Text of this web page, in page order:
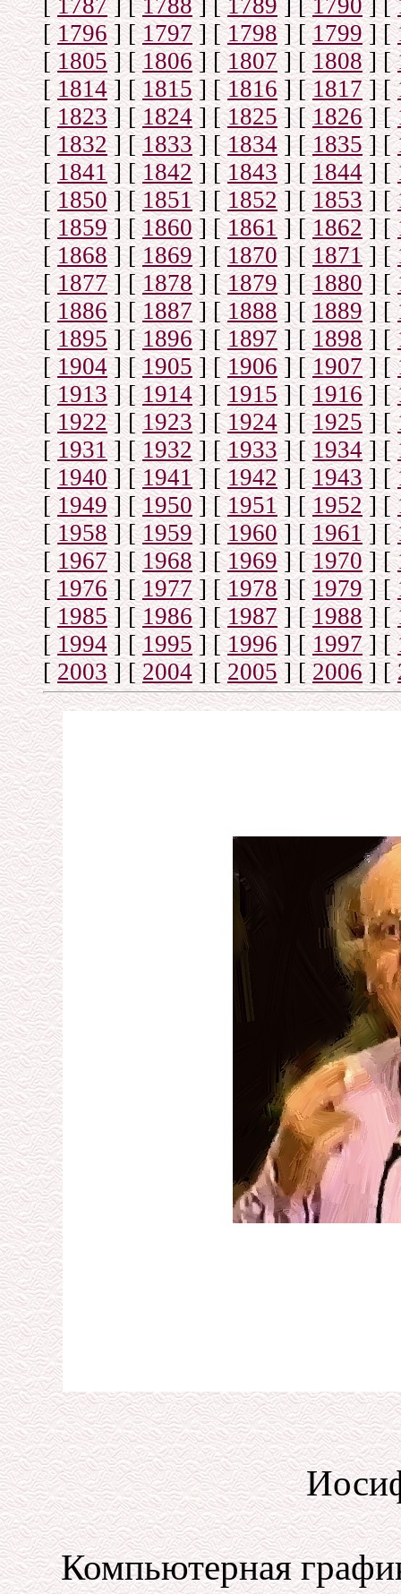
[1787] [1788] [1789 ] [1790] [
[1796] [1797] [1798] [1799] [
[1805] [1806] [1807] [1808] [
[1814] [1815] [1816] [1817] [
[1823] [1824] [1825] [1826] [
[1832] [1833] [1834 ] [1835] [
[1841] [1842] [1843] [1844] [
[1850] [1851] [1852] [1853] [
[1859] [1860] [1861] [1862] [
[1868] [1869] [1870] [1871] [
[1877] [1878] [1879] [1880] [
[1886] [1887] [1888] [1889] [
[1895] [1896] [1897] [1898] [
[1904] [1905] [1906] [1907] [
[1913] [1914] [1915] [1916] [
[1922] [1923] [1924] [1925] [
[1931] [1932] [1933] [1934] [
[1940] [1941] [1942] [1943] [
[1949] [1950] [1951] [1952] [
[1958] [1959] [1960] [1961] [
[1967] [1968] [1969] [1970] [
[1976] [1977] [1978] [1979] [
[1985] [1986] [1987] [1988] [
[1994] [1995] [1996] [1997] [
[2003] [2004] [2005] [2006] [
Компьютерная